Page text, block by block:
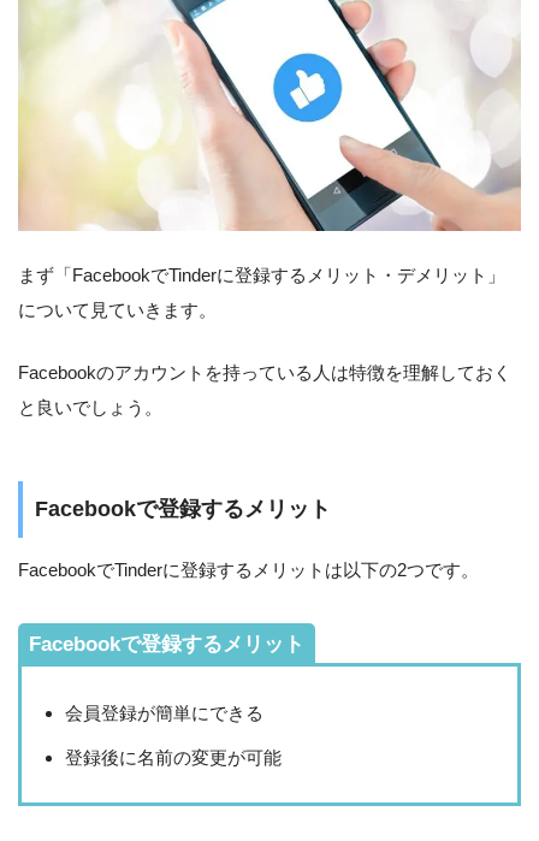
まず「FacebookでTinderに登録するメリット・デメリット」
について見ていきます。
Facebookのアカウントを持っている人は特徴を理解しておく
と良いでしょう。
Facebookで登録するメリット
FacebookでTinderに登録するメリットは以下の2つです。
Facebookで登録するメリット
会員登録が簡単にできる
登録後に名前の変更が可能